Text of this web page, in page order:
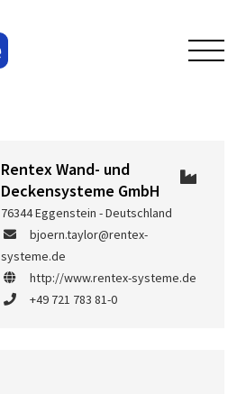
Rentex Wand- und
Deckensysteme GmbH
76344 Eggenstein - Deutschland
bjoern.taylor@rentex-
systeme.de
http://www.rentex-systeme.de
+49 721 783 81-0